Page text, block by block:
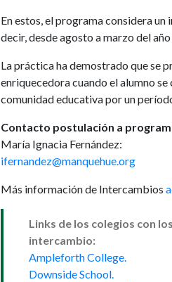
En estos, el programa considera
decir, desde agosto a marzo del
La práctica ha demostrado que se
enriquecedora cuando el alumno
comunidad educativa por un
Contacto postulación a
María Ignacia Fernández:
ifernandez@manquehue.org
Más información de Intercambios
Links de los colegios con
intercambio:
Ampleforth College.
Downside School.